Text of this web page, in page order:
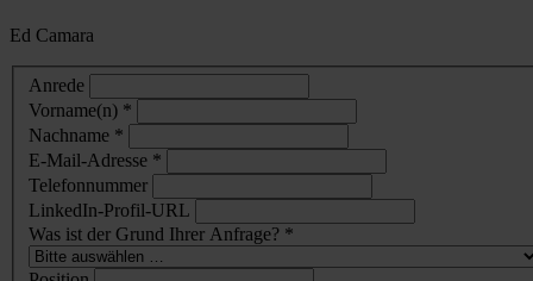
Ed Camara
Anrede
Vorname(n) *
Nachname *
E-Mail-Adresse *
Telefonnummer
LinkedIn-Profil-URL
Was ist der Grund Ihrer Anfrage? *